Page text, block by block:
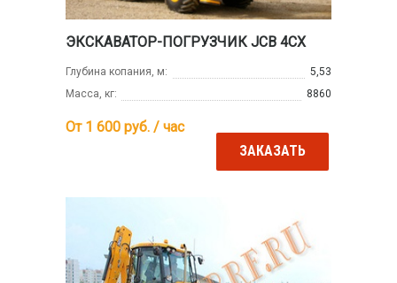
ЭКСКАВАТОР-ПОГРУЗЧИК JCB 4CX
Глубина копания, м:
5,53
Масса, кг:
8860
От 1 600 руб. / час
ЗАКАЗАТЬ